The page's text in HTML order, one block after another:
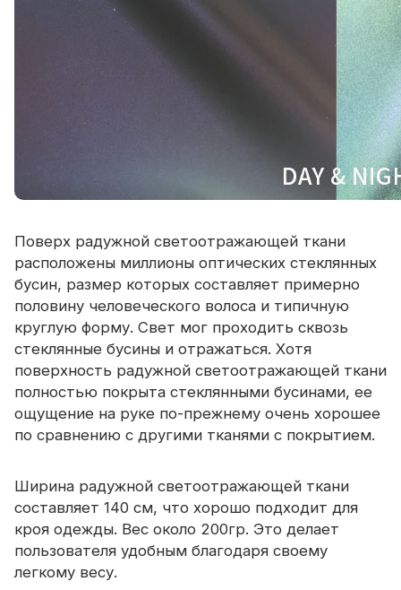
Поверх радужной светоотражающей ткани
расположены миллионы оптических стеклянных
бусин, размер которых составляет примерно
половину человеческого волоса и типичную
круглую форму. Свет мог проходить сквозь
стеклянные бусины и отражаться. Хотя
поверхность радужной светоотражающей ткани
полностью покрыта стеклянными бусинами, ее
ощущение на руке по-прежнему очень хорошее
по сравнению с другими тканями с покрытием.
Ширина радужной светоотражающей ткани
составляет 140 см, что хорошо подходит для
кроя одежды. Вес около 200гр. Это делает
пользователя удобным благодаря своему
легкому весу.